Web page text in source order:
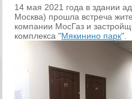
14 мая 2021 года в здании
Москва) прошла встреча
компании МосГаз и
комплекса "Мякинино парк".